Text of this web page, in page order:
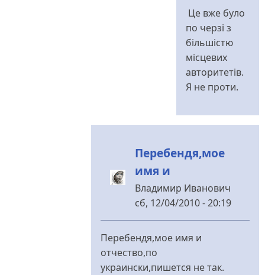
відповідь
Я
с
тобой
від
Иванович
Це вже було
по черзі з
більшістю
місцевих
авторитетів.
Я не проти.
Перебендя,мое
имя и
Владимир Иванович
сб, 12/04/2010 - 20:19
У
до
Перебендя,мое имя и
отчество,по
украински,пишется не так.